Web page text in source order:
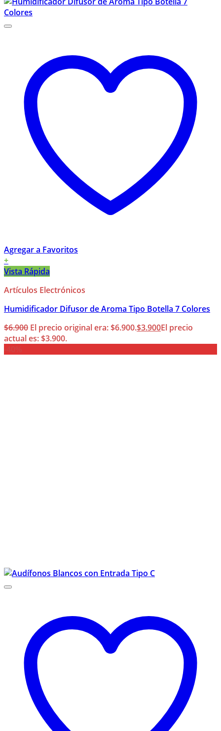
Agregar a Favoritos
+
Vista Rápida
Artículos Electrónicos
Humidificador Difusor de Aroma Tipo Botella 7 Colores
$6.900 El precio original era: $6.900.$3.900El precio
actual es: $3.900.